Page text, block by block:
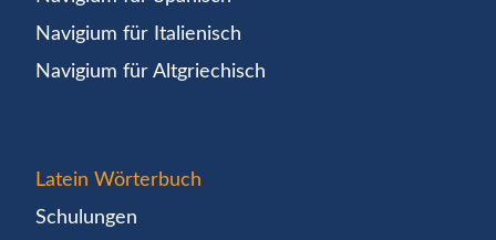
Navigium für Italienisch
Navigium für Altgriechisch
Latein Wörterbuch
Schulungen